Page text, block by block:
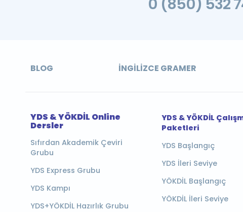
0 (850) 532
BLOG İNGILIZCE GRAMER
YDS & YÖKDİL Online
Dersler
Sıfırdan Akademik Çeviri
Grubu
YDS Express Grubu
YDS Kampı
YDS+YÖKDİL Hazırlık Grubu
YDS & YÖKDİL
Paketleri
YDS Başlangıç
YDS İleri Seviye
YÖKDİL Başlangıç
YÖKDİL İleri Seviye